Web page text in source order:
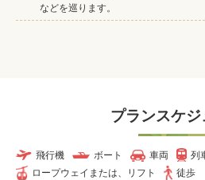
などを巡ります。
プランスケジ
飛行機 ボート 車両 列
ロープウェイまたは、リフト
徒歩